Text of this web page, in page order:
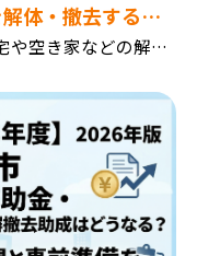
体・撤去する費
や空き家などの解体
、お庭の倉庫や庭木
の大きな解体...